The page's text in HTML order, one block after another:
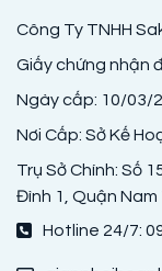
Công Ty TNHH
Giấy chứng nhận
Ngày cấp: 10/03/
Nơi Cấp: Sở Kế
Trụ Sở Chính: Số
Đình 1, Quận Nam
Hotline 24/7: